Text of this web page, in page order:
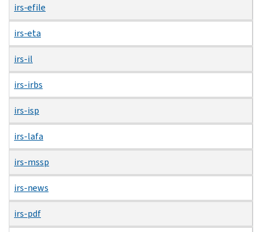
irs-efile
irs-eta
irs-il
irs-irbs
irs-isp
irs-lafa
irs-mssp
irs-news
irs-pdf